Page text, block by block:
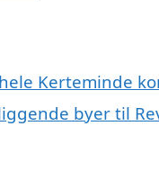
Kerteminde
byer til